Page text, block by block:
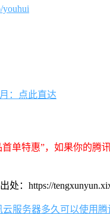
youhui
：点此直达
单特惠”，如果你的腾
：https://
云服务器多久可以使用 腾